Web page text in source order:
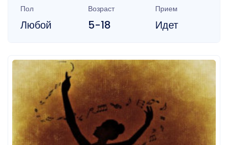
Пол
Любой
Возраст
5-18
Прием
Идет